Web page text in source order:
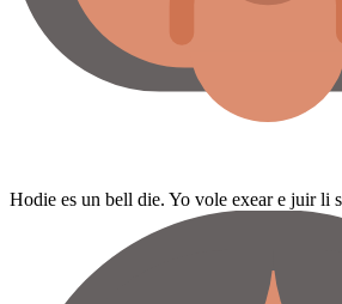
Hodie es un bell die. Yo vole exear e juir li